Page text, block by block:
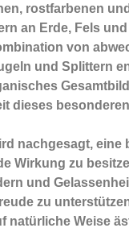
rostfarbenen
an Erde, Fels
von
und Splittern
dieses
nachgesagt, eine
Wirkung zu
und
zu
natürliche Weise